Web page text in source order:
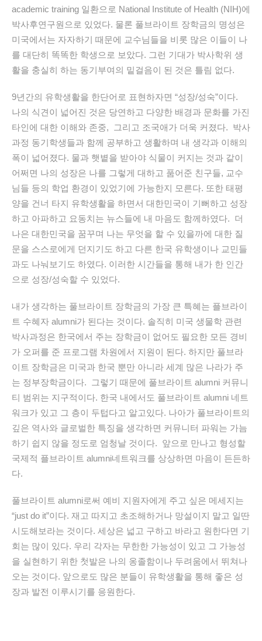
academic training 일환으로 National Institute of Health (NIH)에
박사후연구원으로 있었다. 물론 풀브라이트 장학금의 명성은
미국에서는 자자하기 때문에 교수님들을 비롯 많은 이들이 나
를 대단히 똑똑한 학생으로 보았다. 그런 기대가 박사학위 생
활을 충실히 하는 동기부여의 밑걸음이 된 것은 틀림 없다.
9년간의 유학생활을 한단어로 표현하자면 “성장/성숙”이다.
나의 식견이 넓어진 것은 당연하고 다양한 배경과 문화를 가진
타인에 대한 이해와 존중, 그리고 조국애가 더욱 커졌다. 박사
과정 동기학생들과 함께 공부하고 생활하며 내 생각과 이해의
폭이 넓어졌다. 물과 햇볕을 받아야 식물이 커지는 것과 같이
어쩌면 나의 성장은 나를 그렇게 대하고 품어준 친구들, 교수
님들 등의 학업 환경이 있었기에 가능한지 모른다. 또한 태평
양을 건너 타지 유학생활을 하면서 대한민국이 기뻐하고 성장
하고 아파하고 요동치는 뉴스들에 내 마음도 함께하였다. 더
나은 대한민국을 꿈꾸며 나는 무엇을 할 수 있을까에 대한 질
문을 스스로에게 던지기도 하고 다른 한국 유학생이나 교민들
과도 나눠보기도 하였다. 이러한 시간들을 통해 내가 한 인간
으로 성장/성숙할 수 있었다.
내가 생각하는 풀브라이트 장학금의 가장 큰 특혜는 플브라이
트 수혜자 alumni가 된다는 것이다. 솔직히 미국 생물학 관련
박사과정은 한국에서 주는 장학금이 없어도 필요한 모든 경비
가 오퍼를 준 프로그램 차원에서 지원이 된다. 하지만 풀브라
이트 장학금은 미국과 한국 뿐만 아니라 세계 많은 나라가 주
는 정부장학금이다. 그렇기 때문에 풀브라이트 alumni 커뮤니
티 범위는 지구적이다. 한국 내에서도 풀브라이트 alumni 네트
워크가 있고 그 층이 두텁다고 알고있다. 나아가 풀브라이트의
깊은 역사와 글로벌한 특징을 생각하면 커뮤니터 파워는 가늠
하기 쉽지 않을 정도로 엄청날 것이다. 앞으로 만나고 형성할
국제적 플브라이트 alumni네트워크를 상상하면 마음이 든든하
다.
풀브라이트 alumni로써 예비 지원자에게 주고 싶은 메세지는
“just do it”이다. 재고 따지고 초조해하거나 망설이지 말고 일딴
시도해보라는 것이다. 세상은 넓고 구하고 바라고 원한다면 기
회는 많이 있다. 우리 각자는 무한한 가능성이 있고 그 가능성
을 실현하기 위한 첫발은 나의 옹졸함이나 두려움에서 뛰쳐나
오는 것이다. 앞으로도 많은 분들이 유학생활을 통해 좋은 성
장과 발전 이루시기를 응원한다.